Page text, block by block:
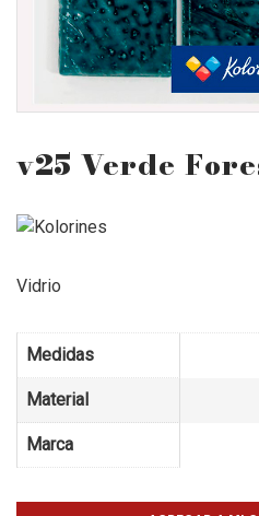
v25 Verde
Vidrio
Medidas
Material
Marca